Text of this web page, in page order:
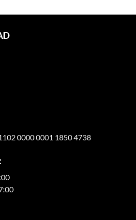
0000 0001 1850 4738